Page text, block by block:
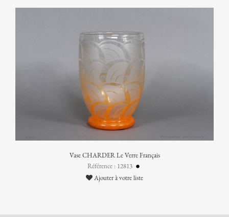
Vase CHARDER Le Verre Français
Référence : 12813
Ajouter à votre liste